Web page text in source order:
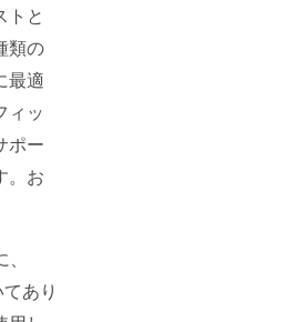
トと
類の
最適
ィッ
ポー
。お
あり